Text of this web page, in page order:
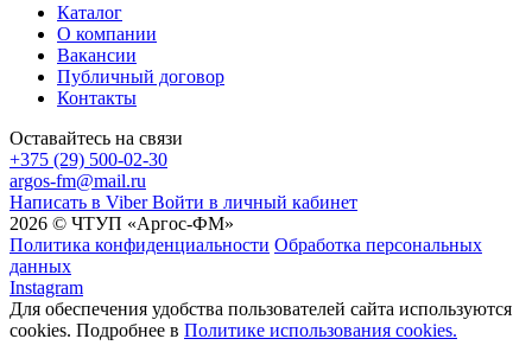
Каталог
О компании
Вакансии
Публичный договор
Контакты
Оставайтесь на связи
+375 (29) 500-02-30
argos-fm@mail.ru
Написать в Viber Войти в личный кабинет
2026 © ЧТУП «Аргос-ФМ»
Политика конфиденциальности Обработка персональных
данных
Instagram
Для обеспечения удобства пользователей сайта используются
cookies. Подробнее в Политике использования cookies.